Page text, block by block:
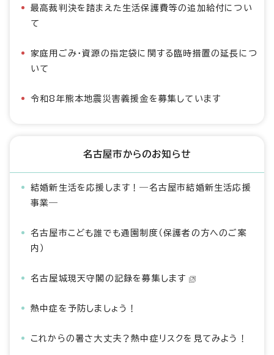
最高裁判決を踏まえた生活保護費等の追加給付につい
て
家庭用ごみ・資源の指定袋に関する臨時措置の延長につ
いて
令和8年熊本地震災害義援金を募集しています
名古屋市からのお知らせ
結婚新生活を応援します！―名古屋市結婚新生活応援
事業―
名古屋市こども誰でも通園制度（保護者の方へのご案
内）
名古屋城現天守閣の記録を募集します
熱中症を予防しましょう！
これからの暑さ大丈夫？熱中症リスクを見てみよう！